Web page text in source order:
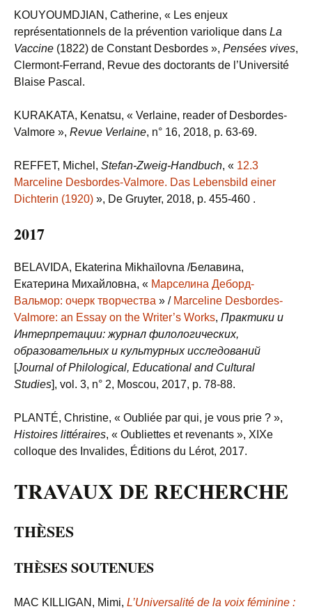
KOUYOUMDJIAN, Catherine, « Les enjeux
représentationnels de la prévention variolique dans La
Vaccine (1822) de Constant Desbordes », Pensées vives,
Clermont-Ferrand, Revue des doctorants de l’Université
Blaise Pascal.
KURAKATA, Kenatsu, « Verlaine, reader of Desbordes-
Valmore », Revue Verlaine, n° 16, 2018, p. 63-69.
REFFET, Michel, Stefan-Zweig-Handbuch, « 12.3
Marceline Desbordes-Valmore. Das Lebensbild einer
Dichterin (1920) », De Gruyter, 2018, p. 455-460 .
2017
BELAVIDA, Ekaterina Mikhaïlovna /Белавина,
Екатерина Михайловна, « Марселина Деборд-
Вальмор: очерк творчества » / Marceline Desbordes-
Valmore: an Essay on the Writer’s Works, Практики и
Интерпретации: журнал филологических,
образовательных и культурных исследований
[Journal of Philological, Educational and Cultural
Studies], vol. 3, n° 2, Moscou, 2017, p. 78-88.
PLANTÉ, Christine, « Oubliée par qui, je vous prie ? »,
Histoires littéraires, « Oubliettes et revenants », XIXe
colloque des Invalides, Éditions du Lérot, 2017.
TRAVAUX DE RECHERCHE
THÈSES
THÈSES SOUTENUES
MAC KILLIGAN, Mimi, L’Universalité de la voix féminine :